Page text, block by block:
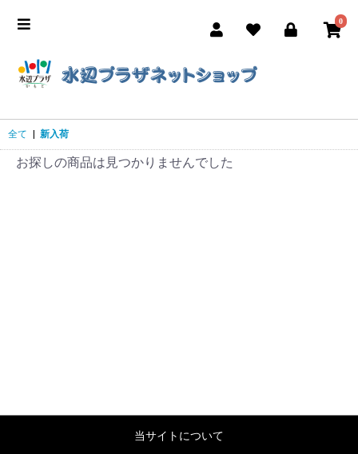
0
全て 新入荷
お探しの商品は見つかりませんでした
当サイトについて